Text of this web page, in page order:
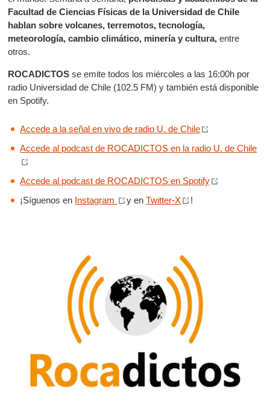
Facultad de Ciencias Físicas de la Universidad de Chile
hablan sobre volcanes, terremotos, tecnología,
meteorología, cambio climático, minería y cultura, entre
otros.
ROCADICTOS se emite todos los miércoles a las 16:00h por
radio Universidad de Chile (102.5 FM) y también está disponible
en Spotify.
Accede a la señal en vivo de radio U. de Chile
Accede al podcast de ROCADICTOS en la radio U. de Chile
Accede al podcast de ROCADICTOS en Spotify
¡Síguenos en Instagram y enTwitter-X !